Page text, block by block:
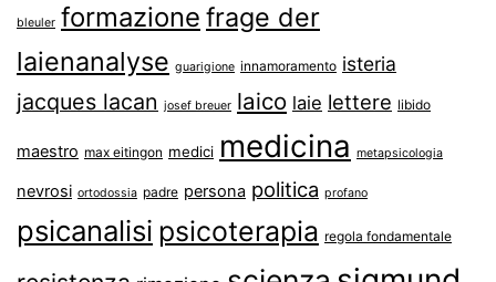
bleuler formazione frage der
laienanalyse guarigione innamoramento isteria
jacques lacan josef breuer laico laie lettere libido
maestro max eitingon medici medicina metapsicologia
nevrosi ortodossia padre persona politica profano
psicanalisi psicoterapia regola fondamentale